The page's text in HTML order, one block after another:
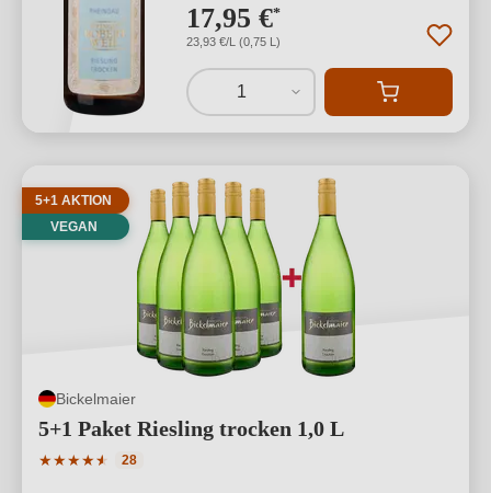
17,95 €*
23,93 €/L (0,75 L)
1
5+1 AKTION
VEGAN
Bickelmaier
5+1 Paket Riesling trocken 1,0 L
★★★★★
★
Durchschnittliche Bewertung von 4.86 von 5 Sternen
28